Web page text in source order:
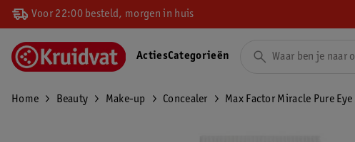
Voor 22:00 besteld, morgen in huis
ActiesCategorieën
Home Beauty Make-up Concealer Max Factor Miracle Pure